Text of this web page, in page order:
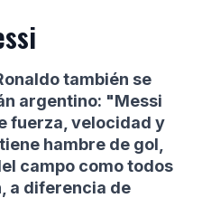
también se
argentino: "Messi
fuerza, velocidad y
hambre de gol,
campo como todos
a diferencia de